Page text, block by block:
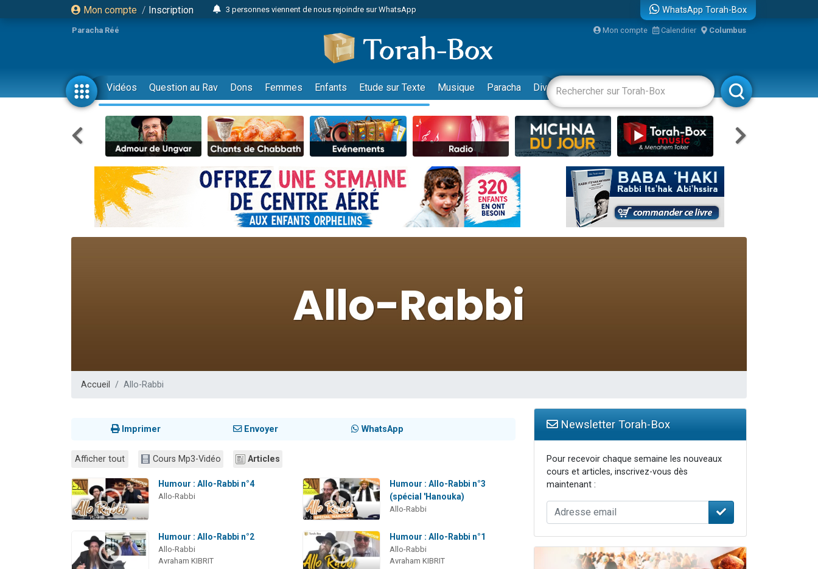
Mon compte / Inscription
3 personnes viennent de nous rejoindre sur WhatsApp
3 personnes viennent de faire un don pour 5 jours de vacances aux Orphelins
3 personnes viennent de faire un don pour Diane, 80 ans, dans un appartement insalubre
2 personnes viennent de nous rejoindre sur WhatsApp
13 personnes viennent de demander une bénédiction
30 personnes viennent de faire un don pour Sauvez la jambe de Yohan
Il reste 49 places pour étudier en groupe sur Zoom
12 nouvelles musiques dans Torah-Box Music
3 personnes viennent de nous rejoindre sur WhatsApp
2 personnes viennent de nous rejoindre sur WhatsApp
2 nouvelles musiques dans Torah-Box Music
3 personnes viennent de nous rejoindre sur WhatsApp
Il reste 49 places pour étudier en groupe sur Zoom
Ariel vient de donner son Maasser
WhatsApp Torah-Box
Paracha Réé Mon compte Calendrier Columbus
Vidéos Question au Rav Dons Femmes Enfants Etude sur Texte Musique Paracha Divertissements Livres Rabbanim
Accueil Allo-Rabbi
Imprimer Envoyer WhatsApp
Afficher tout Cours Mp3-Vidéo Articles
Humour : Allo-Rabbi n°4
Allo-Rabbi
Humour : Allo-Rabbi n°3
(spécial 'Hanouka)
Allo-Rabbi
Humour : Allo-Rabbi n°2
Allo-Rabbi
Avraham KIBRIT
Humour : Allo-Rabbi n°1
Allo-Rabbi
Avraham KIBRIT
Newsletter Torah-Box
Pour recevoir chaque semaine les nouveaux
cours et articles, inscrivez-vous dès
maintenant :